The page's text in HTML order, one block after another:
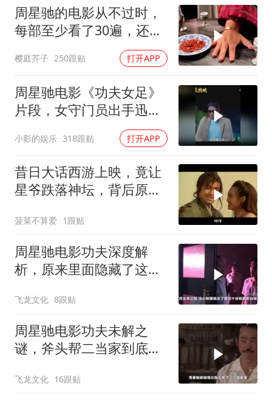
周星驰的电影从不过时，
每部至少看了30遍，还是
樱庭芥子 250跟贴 打开APP
周星驰电影《功夫女足》
片段，女守门员出手迅
猛，一次比一次搞笑
小影的娱乐 318跟贴 打开APP
昔日大话西游上映，竟让
星爷跌落神坛，背后原因
菠菜不算爱 1跟贴
周星驰电影功夫深度解
析，原来里面隐藏了这么
飞龙文化 8跟贴
周星驰电影功夫未解之
谜，斧头帮二当家到底是
飞龙文化 16跟贴